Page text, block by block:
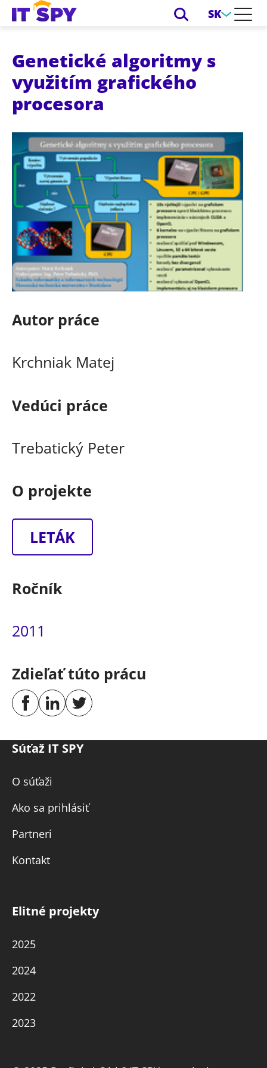
SK
Genetické algoritmy s
využitím grafického
procesora
Autor práce
Krchniak Matej
Vedúci práce
Trebatický Peter
O projekte
LETÁK
Ročník
2011
Zdieľať túto prácu
Súťaž IT SPY
O súťaži
Ako sa prihlásiť
Partneri
Kontakt
Elitné projekty
2025
2024
2022
2023